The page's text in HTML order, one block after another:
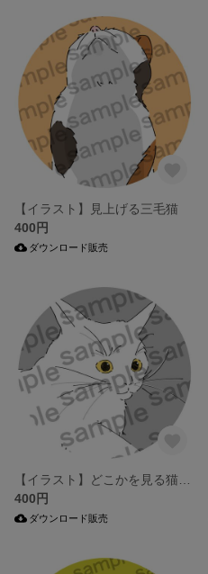
【イラスト】見上げる三毛猫
400円
ダウンロード販売
400円
ダウンロード販売